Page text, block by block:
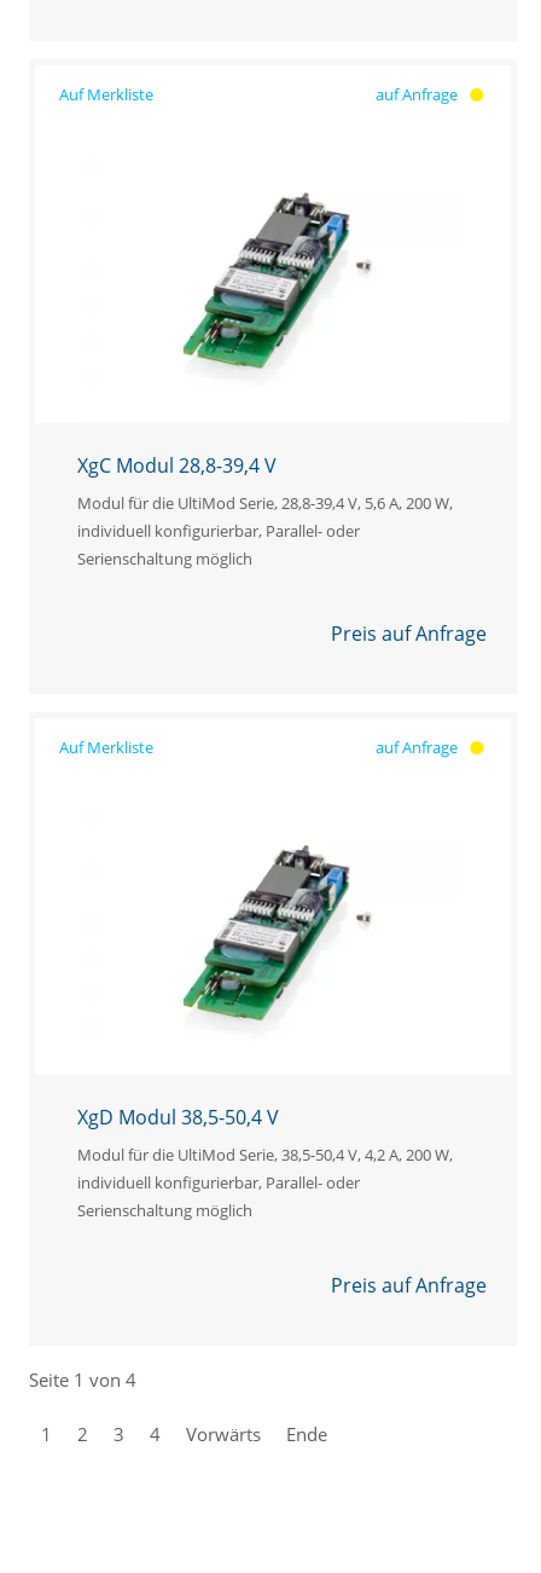
auf Anfrage
XgC Modul 28,8-39,4 V
Modul für die UltiMod Serie, 28,8-39,4 V, 5,6 A, 200 W,
individuell konfigurierbar, Parallel- oder
Serienschaltung möglich
Preis auf Anfrage
auf Anfrage
XgD Modul 38,5-50,4 V
Modul für die UltiMod Serie, 38,5-50,4 V, 4,2 A, 200 W,
individuell konfigurierbar, Parallel- oder
Serienschaltung möglich
Preis auf Anfrage
Seite 1 von 4
1 2 3 4 Vorwärts Ende